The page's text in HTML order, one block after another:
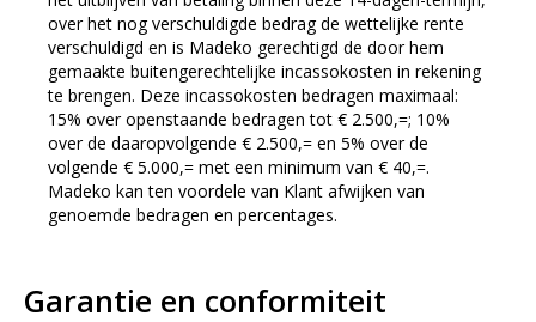
over het nog verschuldigde bedrag de wettelijke rente
verschuldigd en is Madeko gerechtigd de door hem
gemaakte buitengerechtelijke incassokosten in rekening
te brengen. Deze incassokosten bedragen maximaal:
15% over openstaande bedragen tot € 2.500,=; 10%
over de daaropvolgende € 2.500,= en 5% over de
volgende € 5.000,= met een minimum van € 40,=.
Madeko kan ten voordele van Klant afwijken van
genoemde bedragen en percentages.
Garantie en conformiteit